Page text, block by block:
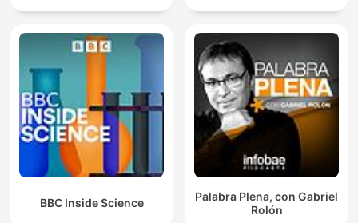
BBC Inside Science
Palabra Plena, con Gabriel
Rolón